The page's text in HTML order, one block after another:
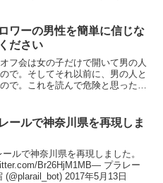
ワーの男性を簡単に信じな
ださい
フ会は女の子だけで開いて男の人
で。そしてそれ以前に、男の人と
で。これを読んで危険と思ったら
ールで神奈川県を再現しま
ールで神奈川県を再現しました。
Br26HjM1MB— プラレー
(@plarail_bot) 2017年5月13日